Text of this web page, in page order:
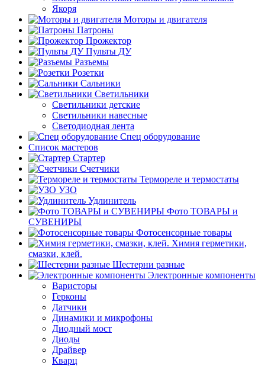
Якоря
Моторы и двигателя
Патроны
Прожектор
Пульты ДУ
Разъемы
Розетки
Сальники
Светильники
Светильники детские
Светильники навесные
Светодиодная лента
Спец оборудование
Список мастеров
Стартер
Счетчики
Термореле и термостаты
УЗО
Удлинитель
Фото ТОВАРЫ и
СУВЕНИРЫ
Фотосенсорные товары
Химия герметики,
смазки, клей.
Шестерни разные
Электронные компоненты
Варисторы
Герконы
Датчики
Динамики и микрофоны
Диодный мост
Диоды
Драйвер
Кварц